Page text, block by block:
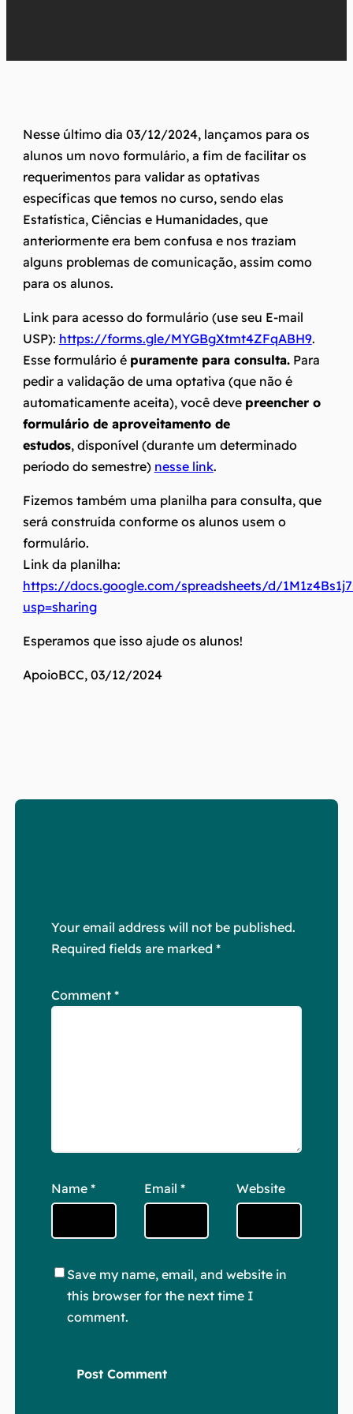
Nesse último dia 03/12/2024, lançamos para os
alunos um novo formulário, a fim de facilitar os
requerimentos para validar as optativas
específicas que temos no curso, sendo elas
Estatística, Ciências e Humanidades, que
anteriormente era bem confusa e nos traziam
alguns problemas de comunicação, assim como
para os alunos.
Link para acesso do formulário (use seu E-mail
USP): https://forms.gle/MYGBgXtmt4ZFqABH9.
Esse formulário é puramente para consulta.Para
pedir a validação de uma optativa (que não é
automaticamente aceita), você deve preencher o
formulário de aproveitamento de
estudos, disponível (durante um determinado
período do semestre) nesse link.
Fizemos também uma planilha para consulta, que
será construída conforme os alunos usem o
formulário.
Link da planilha:
https://docs.google.com/spreadsheets/d/
usp=sharing
Esperamos que isso ajude os alunos!
ApoioBCC, 03/12/2024
Your email address will not be published.
Required fields are marked *
Comment *
Name * Email * Website
Save my name, email, and website in
this browser for the next time I
comment.